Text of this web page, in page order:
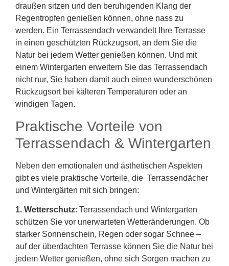
draußen sitzen und den beruhigenden Klang der
Regentropfen genießen können, ohne nass zu
werden. Ein Terrassendach verwandelt Ihre Terrasse
in einen geschützten Rückzugsort, an dem Sie die
Natur bei jedem Wetter genießen können. Und mit
einem Wintergarten erweitern Sie das Terrassendach
nicht nur, Sie haben damit auch einen wunderschönen
Rückzugsort bei kälteren Temperaturen oder an
windigen Tagen.
Praktische Vorteile von
Terrassendach & Wintergarten
Neben den emotionalen und ästhetischen Aspekten
gibt es viele praktische Vorteile, die Terrassendächer
und Wintergärten mit sich bringen:
1. Wetterschutz: Terrassendach und Wintergarten
schützen Sie vor unerwarteten Wetteränderungen. Ob
starker Sonnenschein, Regen oder sogar Schnee –
auf der überdachten Terrasse können Sie die Natur bei
jedem Wetter genießen, ohne sich Sorgen machen zu